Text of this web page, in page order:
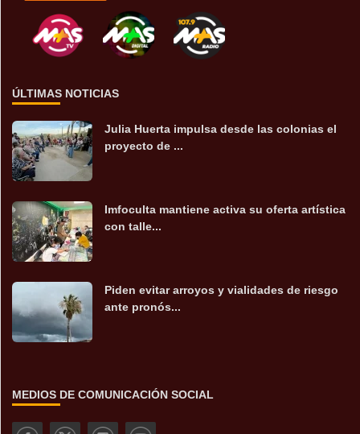
ÚLTIMAS NOTICIAS
Julia Huerta impulsa desde las colonias el
proyecto de ...
Imfoculta mantiene activa su oferta artística
con talle...
Piden evitar arroyos y vialidades de riesgo
ante pronós...
MEDIOS DE COMUNICACIÓN SOCIAL